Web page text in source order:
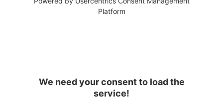
Platform
We need your consent to load the
service!